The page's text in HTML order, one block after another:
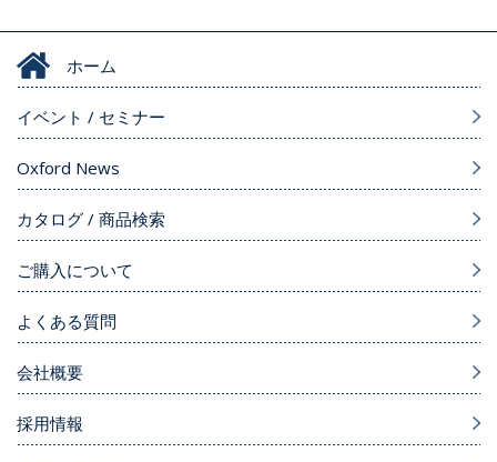
ホーム
イベント / セミナー
Oxford News
カタログ / 商品検索
ご購入について
よくある質問
会社概要
採用情報